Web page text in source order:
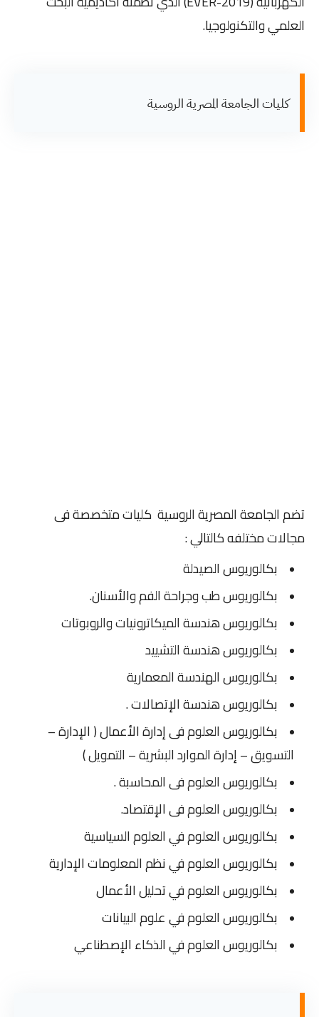
العلمي والتكنولوجيا.
كليات الجامعة المصرية الروسية
تضم الجامعة المصرية الروسية كليات متخصصة فى
مجالات مختلفه كالتالي :
بكالوريوس الصيدلة
بكالوريوس طب وجراحة الفم والأسنان.
بكالوريوس هندسة الميكاترونيات والروبوتات
بكالوريوس هندسة التشييد
بكالوريوس الهندسة المعمارية
بكالوريوس هندسة الإتصالات .
بكالوريوس العلوم فى إدارة الأعمال ( الإدارة –
التسويق – إدارة الموارد البشرية – التمويل )
بكالوريوس العلوم فى المحاسبة .
بكالوريوس العلوم فى الإقتصاد.
بكالوريوس العلوم في العلوم السياسية
بكالوريوس العلوم في نظم المعلومات الإدارية
بكالوريوس العلوم في تحليل الأعمال
بكالوريوس العلوم في علوم البيانات
بكالوريوس العلوم في الذكاء الإصطناعي